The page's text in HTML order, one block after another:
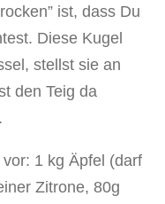
ist, dass Du
Diese Kugel
stellst sie an
den Teig da
1 kg Äpfel (darf
Zitrone, 80g